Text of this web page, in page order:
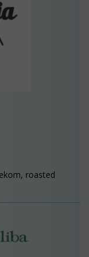
roasted